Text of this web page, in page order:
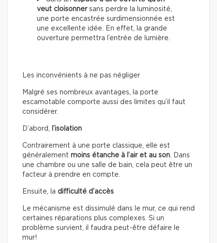
veut cloisonnersans perdre la luminosité,
une porte encastrée surdimensionnée est
une excellente idée. En effet, la grande
ouverture permettra l’entrée de lumière.
Les inconvénients à ne pas négliger
Malgré ses nombreux avantages, la porte
escamotable comporte aussi des limites qu’il faut
considérer.
D’abord, l’isolation
Contrairement à une porte classique, elle est
généralement moins étanche à l’air et au son . Dans
une chambre ou une salle de bain, cela peut être un
facteur à prendre en compte.
Ensuite, la difficulté d’accès
Le mécanisme est dissimulé dans le mur, ce qui rend
certaines réparations plus complexes. Si un
problème survient, il faudra peut-être défaire le
mur!